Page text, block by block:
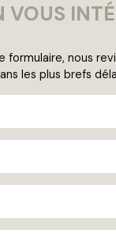
VOUS
formulaire, nous
les plus brefs